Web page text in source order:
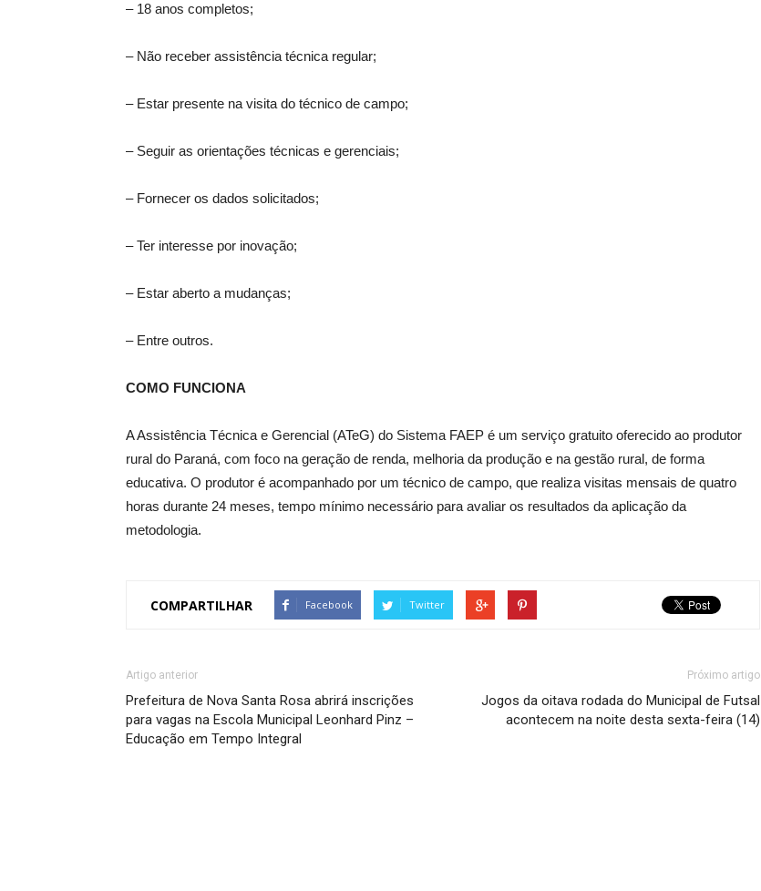
– 18 anos completos;
– Não receber assistência técnica regular;
– Estar presente na visita do técnico de campo;
– Seguir as orientações técnicas e gerenciais;
– Fornecer os dados solicitados;
– Ter interesse por inovação;
– Estar aberto a mudanças;
– Entre outros.
COMO FUNCIONA
A Assistência Técnica e Gerencial (ATeG) do Sistema FAEP é um serviço gratuito oferecido ao produtor
rural do Paraná, com foco na geração de renda, melhoria da produção e na gestão rural, de forma
educativa. O produtor é acompanhado por um técnico de campo, que realiza visitas mensais de quatro
horas durante 24 meses, tempo mínimo necessário para avaliar os resultados da aplicação da
metodologia.
COMPARTILHAR Facebook Twitter
Artigo anterior
Prefeitura de Nova Santa Rosa abrirá inscrições
para vagas na Escola Municipal Leonhard Pinz –
Educação em Tempo Integral
Próximo artigo
Jogos da oitava rodada do Municipal de Futsal
acontecem na noite desta sexta-feira (14)